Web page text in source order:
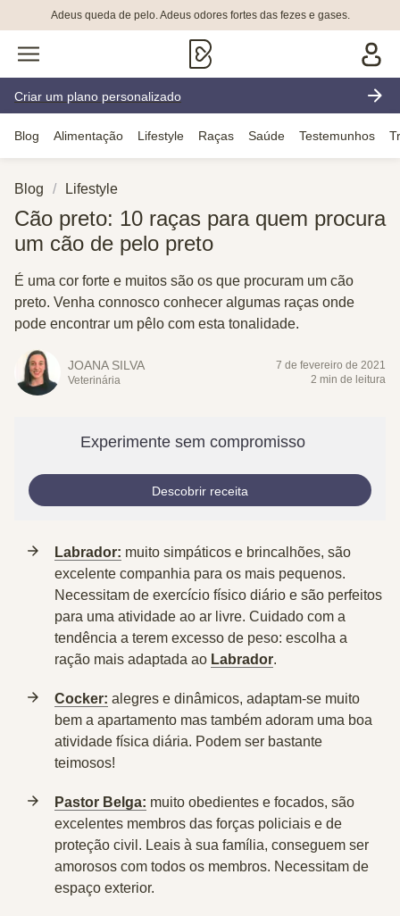
Adeus queda de pelo. Adeus odores fortes das fezes e gases.
Criar um plano personalizado
Blog Alimentação Lifestyle Raças Saúde Testemunhos
Blog Lifestyle
Cão preto: 10 raças para quem procura
um cão de pelo preto
É uma cor forte e muitos são os que procuram um cão
preto. Venha connosco conhecer algumas raças onde
pode encontrar um pêlo com esta tonalidade.
JOANA SILVA
Veterinária
7 de fevereiro de 2021
2 min de leitura
Experimente sem compromisso
Descobrir receita
Labrador: muito simpáticos e brincalhões, são
excelente companhia para os mais pequenos.
Necessitam de exercício físico diário e são perfeitos
para uma atividade ao ar livre. Cuidado com a
tendência a terem excesso de peso: escolha a
ração mais adaptada ao Labrador.
Cocker: alegres e dinâmicos, adaptam-se muito
bem a apartamento mas também adoram uma boa
atividade física diária. Podem ser bastante
teimosos!
Pastor Belga: muito obedientes e focados, são
excelentes membros das forças policiais e de
proteção civil. Leais à sua família, conseguem ser
amorosos com todos os membros. Necessitam de
espaço exterior.